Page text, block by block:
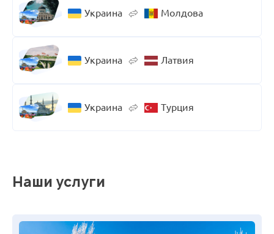
Украина Молдова
Украина Латвия
Украина Турция
Наши услуги